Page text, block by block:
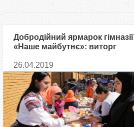
Добродійний ярмарок гімназії
«Наше майбутнє»: виторг
26.04.2019